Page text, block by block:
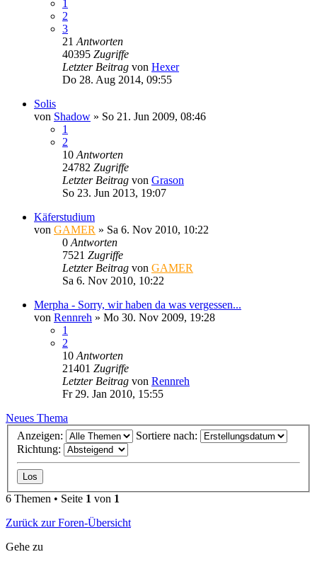
1
2
3
21 Antworten
40395 Zugriffe
Letzter Beitrag von Hexer
Do 28. Aug 2014, 09:55
Solis
von Shadow » So 21. Jun 2009, 08:46
1
2
10 Antworten
24782 Zugriffe
Letzter Beitrag von Grason
So 23. Jun 2013, 19:07
Käferstudium
von GAMER » Sa 6. Nov 2010, 10:22
0 Antworten
7521 Zugriffe
Letzter Beitrag von GAMER
Sa 6. Nov 2010, 10:22
Merpha - Sorry, wir haben da was vergessen...
von Rennreh » Mo 30. Nov 2009, 19:28
1
2
10 Antworten
21401 Zugriffe
Letzter Beitrag von Rennreh
Fr 29. Jan 2010, 15:55
Neues Thema
Anzeigen:
Sortiere nach:
Richtung:
6 Themen • Seite 1 von 1
Zurück zur Foren-Übersicht
Gehe zu